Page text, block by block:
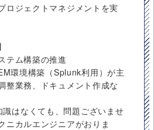
ロジェクトマネジメントを実
テム構築の推進
環境構築（Splunk利用）が主
整業務、ドキュメント作成な
はなくても、問題ございませ
ニカルエンジニアがおりま